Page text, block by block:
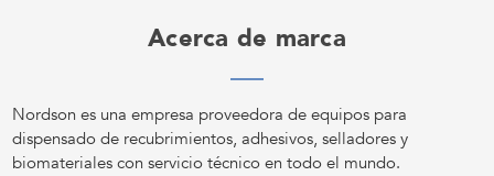
Acerca de marca
Nordson es una empresa proveedora de equipos para
dispensado de recubrimientos, adhesivos, selladores y
biomateriales con servicio técnico en todo el mundo.